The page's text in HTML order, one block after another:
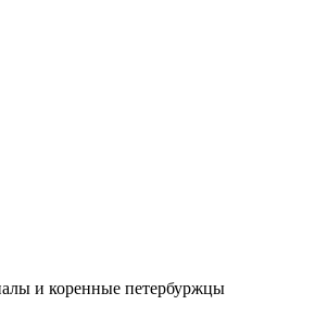
и коренные петербуржцы